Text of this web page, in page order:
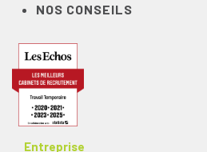
NOS CONSEILS
Entreprise